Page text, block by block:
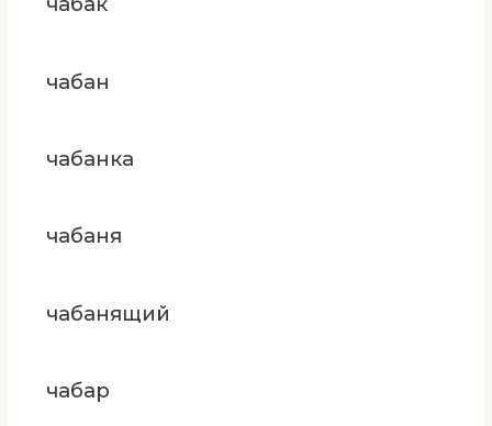
чабан
чабанка
чабаня
чабанящий
чабар